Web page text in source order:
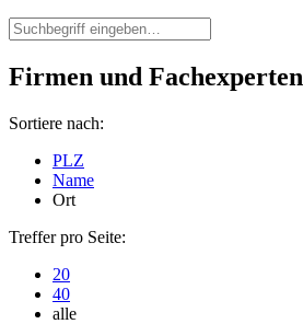
Firmen und Fachexperten
Sortiere nach:
PLZ
Name
Ort
Treffer pro Seite:
20
40
alle